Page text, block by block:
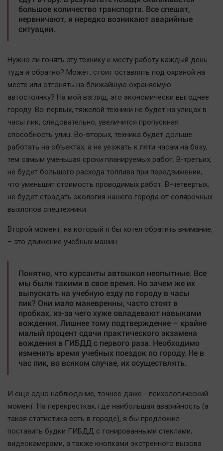
большое количество транспорта. Все спешат,
нервничают, и нередко возникают аварийные
ситуации.
Нужно ли гонять эту технику к месту работу каждый день
туда и обратно? Может, стоит оставлять под охраной на
месте или отгонять на ближайшую охраняемую
автостоянку? На мой взгляд, это экономически выгоднее
городу. Во-первых, тяжелой техники не будет на улицах в
часы пик, следовательно, увеличится пропускная
способность улиц. Во-вторых, техника будет дольше
работать на объектах, а не уезжать к пяти часам на базу,
тем самым уменьшая сроки планируемых работ. В-третьих,
не будет большого расхода топлива при передвижении,
что уменьшит стоимость проводимых работ. В-четвертых,
не будет страдать экология нашего города от солярочных
выхлопов спецтехники.
Второй момент, на который я бы хотел обратить внимание,
– это движение учебных машин.
Понятно, что курсанты автошкол неопытные. Все
мы были такими в свое время. Но зачем же их
выпускать на учебную езду по городу в часы
пик? Они мало маневренны, часто стоят в
пробках, из-за чего хуже овладевают навыками
вождения. Лишнее тому подтверждение – крайне
малый процент сдачи практического экзамена
вождения в ГИБДД с первого раза. Необходимо
изменить время учебных поездок по городу. Не в
час пик, во всяком случае, их осуществлять.
И еще одно наблюдение, точнее даже - психологический
момент. На перекрестках, где наибольшая аварийность (а
такая статистика есть в городе), я бы предложил
поставить будки ГИБДД с тонированными стеклами,
видеокамерами, а также кнопками экстренного вызова